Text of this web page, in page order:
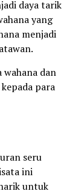
daya tarik
yang
menjadi
dan
para
seru
ini
untuk